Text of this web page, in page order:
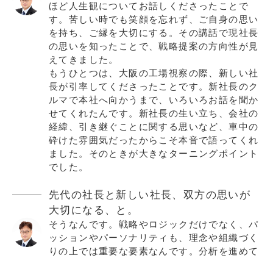
ほど人生観についてお話しくださったことで
す。苦しい時でも笑顔を忘れず、ご自身の思い
を持ち、ご縁を大切にする。その講話で現社長
の思いを知ったことで、戦略提案の方向性が見
えてきました。
もうひとつは、大阪の工場視察の際、新しい社
長が引率してくださったことです。新社長のク
ルマで本社へ向かうまで、いろいろお話を聞か
せてくれたんです。新社長の生い立ち、会社の
経緯、引き継ぐことに関する思いなど、車中の
砕けた雰囲気だったからこそ本音で語ってくれ
ました。そのときが大きなターニングポイント
でした。
先代の社長と新しい社長、双方の思いが
大切になる、と。
そうなんです。戦略やロジックだけでなく、パ
ッションやパーソナリティも、理念や組織づく
りの上では重要な要素なんです。分析を進めて